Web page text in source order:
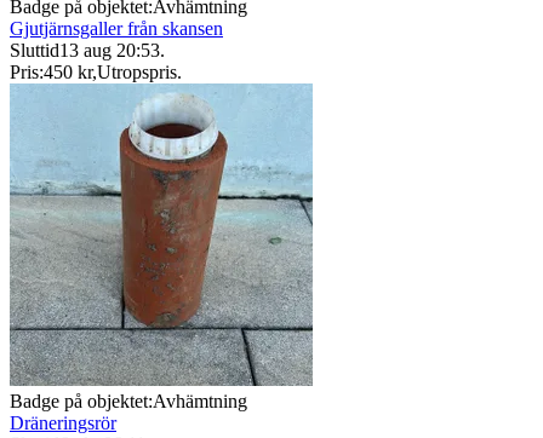
Badge på objektet:Avhämtning
Gjutjärnsgaller från skansen
Sluttid13 aug 20:53.
Pris:450 kr,Utropspris.
Badge på objektet:Avhämtning
Dräneringsrör